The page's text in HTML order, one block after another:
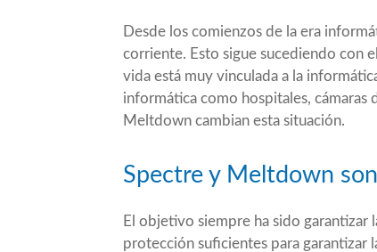
Desde los comienzos de la era
corriente. Esto sigue sucediendo con
vida está muy vinculada a la
informática como hospitales, cámaras
Meltdown cambian esta situación.
Spectre y Meltdown
El objetivo siempre ha sido garantizar
protección suficientes para garantizar